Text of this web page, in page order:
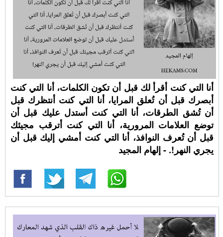
أنا التي كنت أقرأ لك قبل أن تكون الكلمات، أنا التي كنت
أبصرك قبل أن تُعلق المرايا، أنا التي كنت أنتظرك قبل
أن تُشق الطرقات، أنا التي كنت أستدل عليك قبل أن
توضع العلامات المرورية، أنا التي كنت أترقب مجيئك
قبل أن تُعرف النوافذ، أنا التي كنت أمشي إليك قبل أن
يجري النهر!. - إلهام المجيد